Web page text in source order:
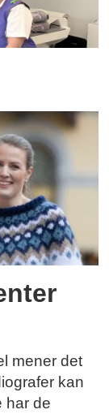
mener det
kan
har de